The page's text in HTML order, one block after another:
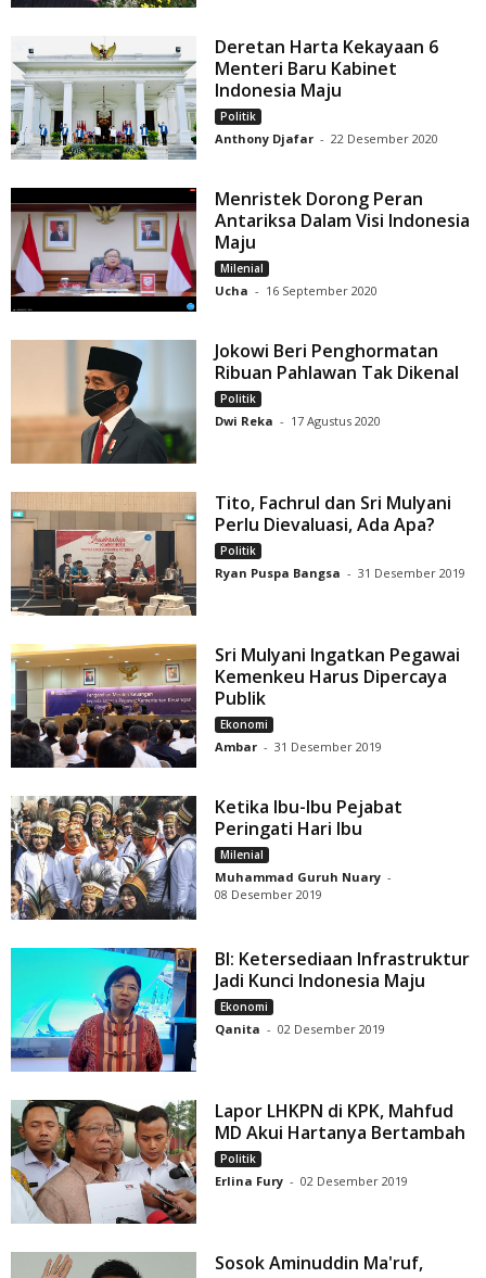
Deretan Harta Kekayaan 6
Menteri Baru Kabinet
Indonesia Maju
Politik
Anthony Djafar - 22 Desember 2020
Menristek Dorong Peran
Antariksa Dalam Visi Indonesia
Maju
Milenial
Ucha - 16 September 2020
Jokowi Beri Penghormatan
Ribuan Pahlawan Tak Dikenal
Politik
Dwi Reka - 17 Agustus 2020
Tito, Fachrul dan Sri Mulyani
Perlu Dievaluasi, Ada Apa?
Politik
Ryan Puspa Bangsa - 31 Desember 2019
Sri Mulyani Ingatkan Pegawai
Kemenkeu Harus Dipercaya
Publik
Ekonomi
Ambar - 31 Desember 2019
Ketika Ibu-Ibu Pejabat
Peringati Hari Ibu
Milenial
Muhammad Guruh Nuary -
08 Desember 2019
BI: Ketersediaan Infrastruktur
Jadi Kunci Indonesia Maju
Ekonomi
Qanita - 02 Desember 2019
Lapor LHKPN di KPK, Mahfud
MD Akui Hartanya Bertambah
Politik
Erlina Fury - 02 Desember 2019
Sosok Aminuddin Ma'ruf,